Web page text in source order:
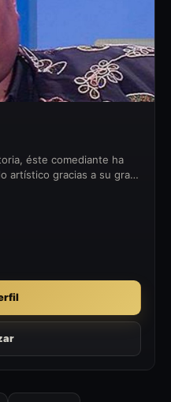
éste comediante ha
artí­stico gracias a su gran